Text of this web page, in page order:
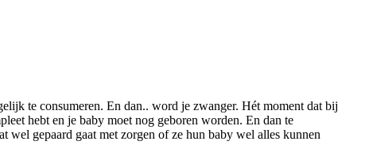
te consumeren. En dan.. word je zwanger. Hét moment dat bij
hebt en je baby moet nog geboren worden. En dan te
wel gepaard gaat met zorgen of ze hun baby wel alles kunnen